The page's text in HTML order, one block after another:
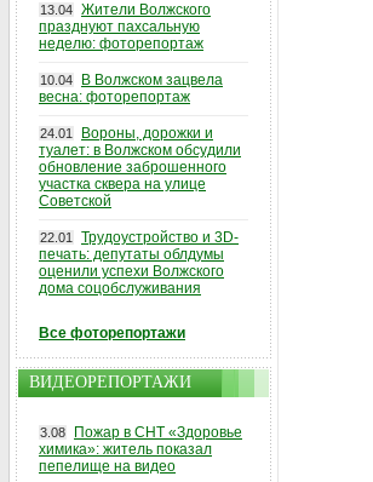
13.04 Жители Волжского
празднуют пахсальную
неделю: фоторепортаж
10.04
В Волжском зацвела
весна: фоторепортаж
24.01
Вороны, дорожки и
туалет: в Волжском обсудили
обновление заброшенного
участка сквера на улице
Советской
22.01
Трудоустройство и 3D-
печать: депутаты облдумы
оценили успехи Волжского
дома соцобслуживания
Все фоторепортажи
ВИДЕОРЕПОРТАЖИ
3.08
Пожар в СНТ «Здоровье
химика»: житель показал
пепелище на видео